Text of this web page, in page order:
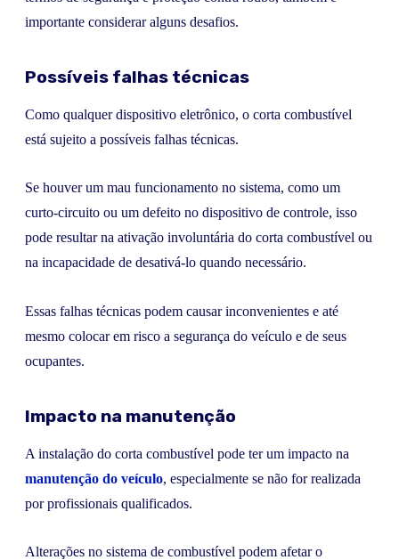
importante considerar alguns desafios.
Possíveis falhas técnicas
Como qualquer dispositivo eletrônico, o corta combustível
está sujeito a possíveis falhas técnicas.
Se houver um mau funcionamento no sistema, como um
curto-circuito ou um defeito no dispositivo de controle, isso
pode resultar na ativação involuntária do corta combustível ou
na incapacidade de desativá-lo quando necessário.
Essas falhas técnicas podem causar inconvenientes e até
mesmo colocar em risco a segurança do veículo e de seus
ocupantes.
Impacto na manutenção
A instalação do corta combustível pode ter um impacto na
manutenção do veículo, especialmente se não for realizada
por profissionais qualificados.
Alterações no sistema de combustível podem afetar o